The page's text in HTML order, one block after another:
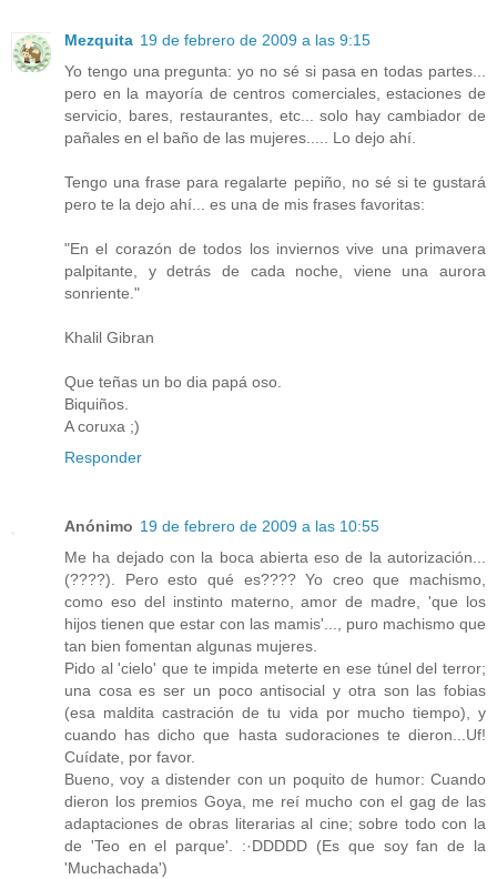
Mezquita 19 de febrero de 2009 a las 9:15
Yo tengo una pregunta: yo no sé si pasa en todas partes...
pero en la mayoría de centros comerciales, estaciones de
servicio, bares, restaurantes, etc... solo hay cambiador de
pañales en el baño de las mujeres..... Lo dejo ahí.
Tengo una frase para regalarte pepiño, no sé si te gustará
pero te la dejo ahí... es una de mis frases favoritas:
"En el corazón de todos los inviernos vive una primavera
palpitante, y detrás de cada noche, viene una aurora
sonriente."
Khalil Gibran
Que teñas un bo dia papá oso.
Biquiños.
A coruxa ;)
Responder
Anónimo 19 de febrero de 2009 a las 10:55
Me ha dejado con la boca abierta eso de la autorización...
(????). Pero esto qué es???? Yo creo que machismo,
como eso del instinto materno, amor de madre, 'que los
hijos tienen que estar con las mamis'..., puro machismo que
tan bien fomentan algunas mujeres.
Pido al 'cielo' que te impida meterte en ese túnel del terror;
una cosa es ser un poco antisocial y otra son las fobias
(esa maldita castración de tu vida por mucho tiempo), y
cuando has dicho que hasta sudoraciones te dieron...Uf!
Cuídate, por favor.
Bueno, voy a distender con un poquito de humor: Cuando
dieron los premios Goya, me reí mucho con el gag de las
adaptaciones de obras literarias al cine; sobre todo con la
de 'Teo en el parque'. :·DDDDD (Es que soy fan de la
'Muchachada')